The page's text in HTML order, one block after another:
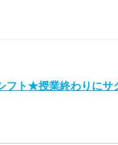
フト★授業終わりにサ